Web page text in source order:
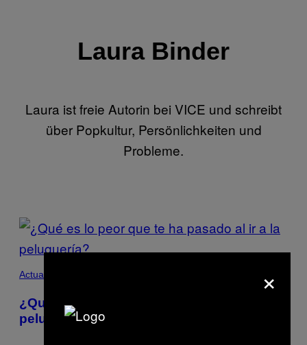
Laura Binder
Laura ist freie Autorin bei VICE und schreibt
über Popkultur, Persönlichkeiten und
Probleme.
POSTS
BY
THIS
AUTHOR
Actualidad
¿Qué es lo peor que te ha pasado al ir a la
peluquería?
×